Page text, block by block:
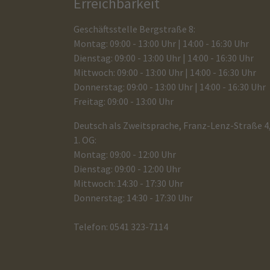
Geschäftsstelle Bergstraße 8:
Montag: 09:00 - 13:00 Uhr | 14:00 - 16:30 Uhr
Dienstag: 09:00 - 13:00 Uhr | 14:00 - 16:30 Uhr
Mittwoch: 09:00 - 13:00 Uhr | 14:00 - 16:30 Uhr
Donnerstag: 09:00 - 13:00 Uhr | 14:00 - 16:30 Uhr
Freitag: 09:00 - 13:00 Uhr
Deutsch als Zweitsprache, Franz-Lenz-Straße
1. OG:
Montag: 09:00 - 12:00 Uhr
Dienstag: 09:00 - 12:00 Uhr
Mittwoch: 14:30 - 17:30 Uhr
Donnerstag: 14:30 - 17:30 Uhr
Telefon: 0541 323-7114